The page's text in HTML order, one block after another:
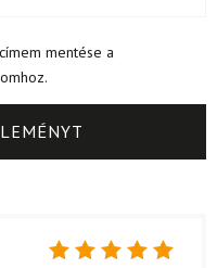
mentése a